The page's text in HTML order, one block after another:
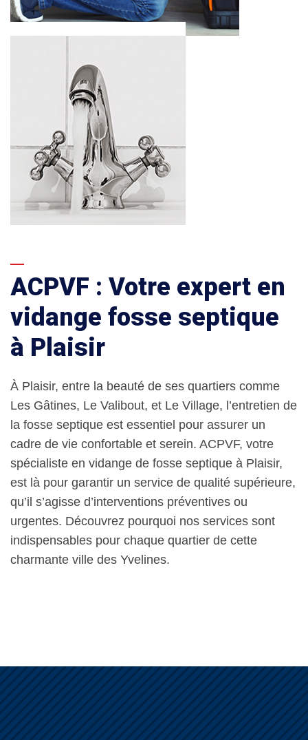
ACPVF : Votre expert en
vidange fosse septique
à Plaisir
À Plaisir, entre la beauté de ses quartiers comme
Les Gâtines, Le Valibout, et Le Village, l’entretien de
la fosse septique est essentiel pour assurer un
cadre de vie confortable et serein. ACPVF, votre
spécialiste en vidange de fosse septique à Plaisir,
est là pour garantir un service de qualité supérieure,
qu’il s’agisse d’interventions préventives ou
urgentes. Découvrez pourquoi nos services sont
indispensables pour chaque quartier de cette
charmante ville des Yvelines.